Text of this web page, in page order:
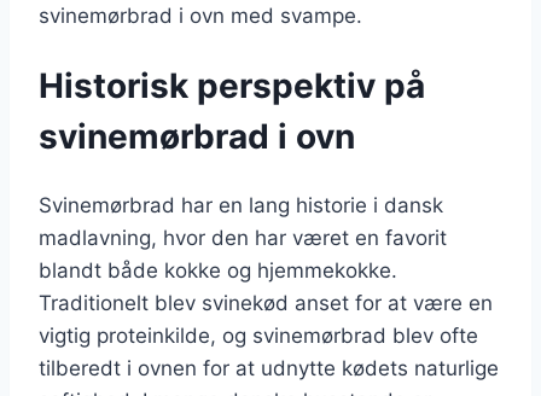
svinemørbrad i ovn med svampe.
Historisk perspektiv på
svinemørbrad i ovn
Svinemørbrad har en lang historie i dansk
madlavning, hvor den har været en favorit
blandt både kokke og hjemmekokke.
Traditionelt blev svinekød anset for at være en
vigtig proteinkilde, og svinemørbrad blev ofte
tilberedt i ovnen for at udnytte kødets naturlige